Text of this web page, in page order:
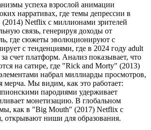
успеха взрослой анимации
нарративах, где темы депрессии в
(2014) Netflix с миллионами зрителей
связь, генерируя доходы от
где сюжеты эволюционируют с
с тенденциями, где в 2024 году adult
счет платформ. Анализ показывает, что
на сатире, где "Rick and Morty" (2013)
набрал миллиарды просмотров,
мерча. Мы видим, как это работает:
пародиями удерживает
монетизацию. В глобальном
как в "Big Mouth" (2017) Netflix с
открывают ниши для образования.